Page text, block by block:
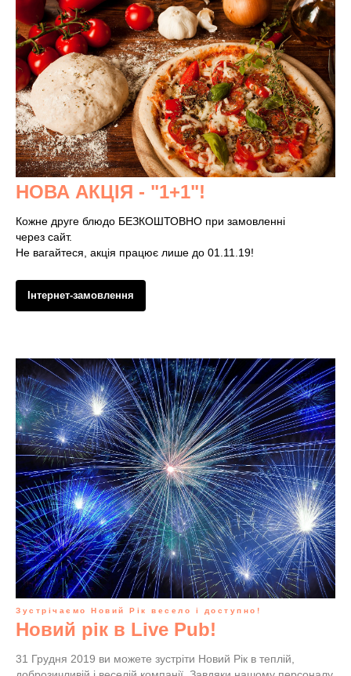
НОВА АКЦІЯ - "1+1"!
Кожне друге блюдо БЕЗКОШТОВНО при замовленні
через сайт.
Не вагайтеся, акція працює лише до 01.11.19!
Інтернет-замовлення
Зустрічаємо Новий Рік весело і доступно!
Новий рік в Live Pub!
31 Грудня 2019 ви можете зустріти Новий Рік в теплій,